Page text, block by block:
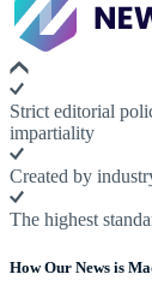
Strict editorial
impartiality
Created by
The highest
How Our News is